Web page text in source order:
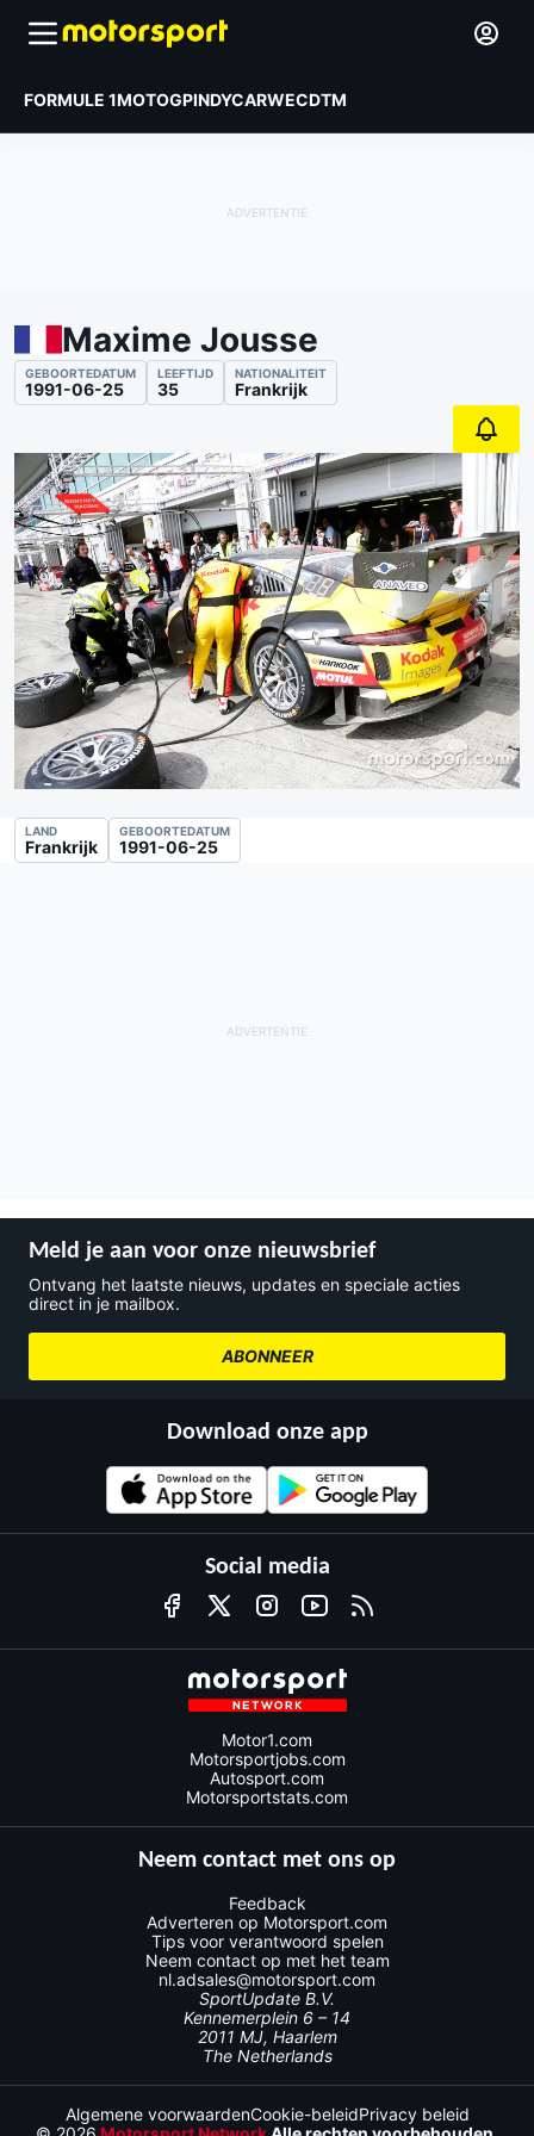
FORMULE 1MOTOGPINDYCARWECDTM
Maxime Jousse
GEBOORTEDATUM
1991-06-25
LEEFTIJD
35
NATIONALITEIT
Frankrijk
LAND
Frankrijk
GEBOORTEDATUM
1991-06-25
Meld je aan voor onze nieuwsbrief
Ontvang het laatste nieuws, updates en speciale acties
direct in je mailbox.
ABONNEER
Download onze app
Social media
Motor1.com
Motorsportjobs.com
Autosport.com
Motorsportstats.com
Neem contact met ons op
Feedback
Adverteren op Motorsport.com
Tips voor verantwoord spelen
Neem contact op met het team
nl.adsales@motorsport.com
SportUpdate B.V.
Kennemerplein 6 – 14
2011 MJ, Haarlem
The Netherlands
Algemene voorwaardenCookie-beleidPrivacy beleid